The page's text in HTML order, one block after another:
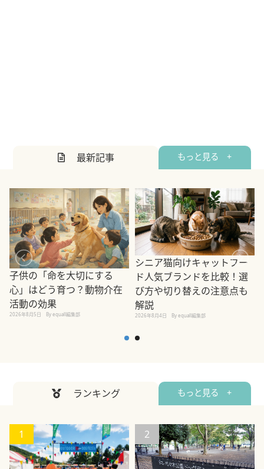
最新記事 もっと見る +
子供の「命を大切にする
心」はどう育つ？動物介在
活動の効果
2026年8月5日 By equall編集部
シニア猫向けキャットフー
ド人気ブランドを比較！選
び方や切り替えの注意点も
解説
2026年8月4日 By equall編集部
ランキング もっと見る +
1 2